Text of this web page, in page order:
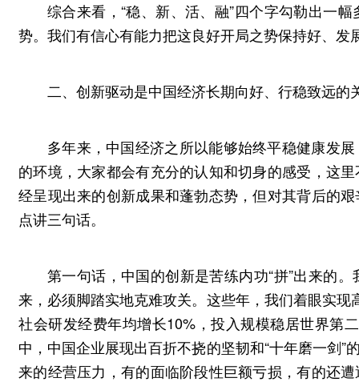
综合来看，“稳、新、活、融”四个字勾勒出一
势。我们有信心有能力把这良好开局之势保持好、
二、创新驱动是中国经济长期向好、行稳致远的
多年来，中国经济之所以能够始终平稳健康发
的环境，大家都会有充分的认知和切身的感受，这
经呈现出来的创新成果和蓬勃态势，但对其背后的
点讲三句话。
第一句话，中国的创新是苦练内功“拼”出来的
来，必须脚踏实地克难攻关。这些年，我们着眼实
社会研发经费年均增长10%，投入规模稳居世界第
中，中国企业展现出百折不挠的坚韧和“十年磨一剑
来的经营压力，有的面临阶段性巨额亏损，有的还